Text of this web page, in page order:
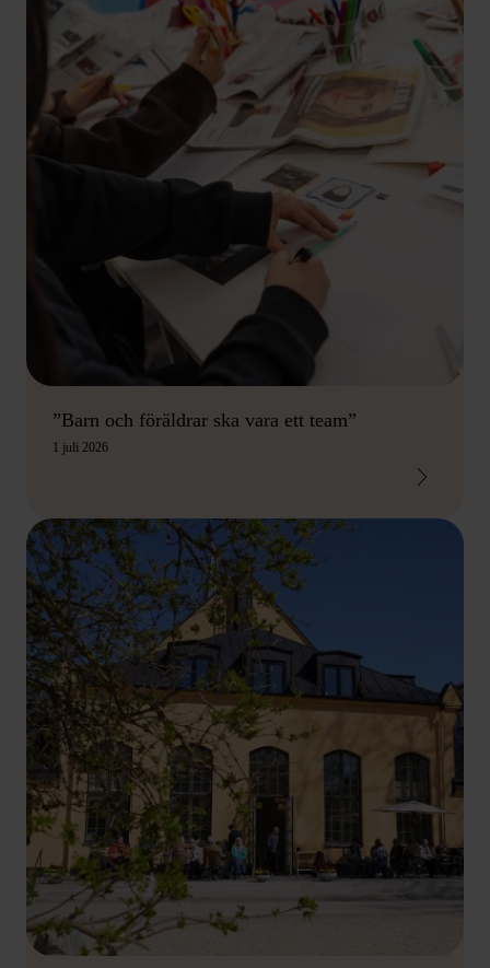
”Barn och föräldrar ska vara ett team”
1 juli 2026